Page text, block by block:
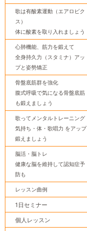
歌は有酸素運動（エアロビク
ス）
体に酸素を取り入れましょう
心肺機能、筋力を鍛えて
全身持久力（スタミナ）アッ
プと姿勢矯正
骨盤底筋群を強化
腹式呼吸で気になる骨盤底筋
も鍛えましょう
歌ってメンタルトレーニング
気持ち・体・歌唱力 をアップ
鍛えましょう
脳活・脳トレ
健康な脳を維持して認知症予
防も
レッスン曲例
1日セミナー
個人レッスン